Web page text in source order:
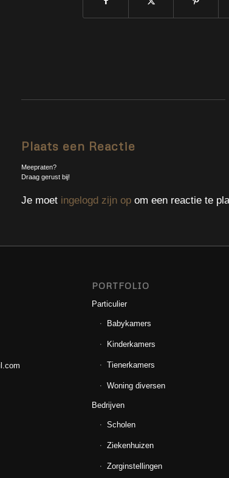
Plaats een Reactie
Meepraten?
Draag gerust bij!
Je moet ingelogd zijn op om een reactie te
PORTFOLIO
Particulier
Babykamers
Kinderkamers
Tienerkamers
Woning diversen
Bedrijven
Scholen
Ziekenhuizen
Zorginstellingen